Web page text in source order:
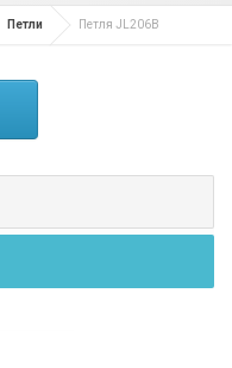
Петли Петля JL206B